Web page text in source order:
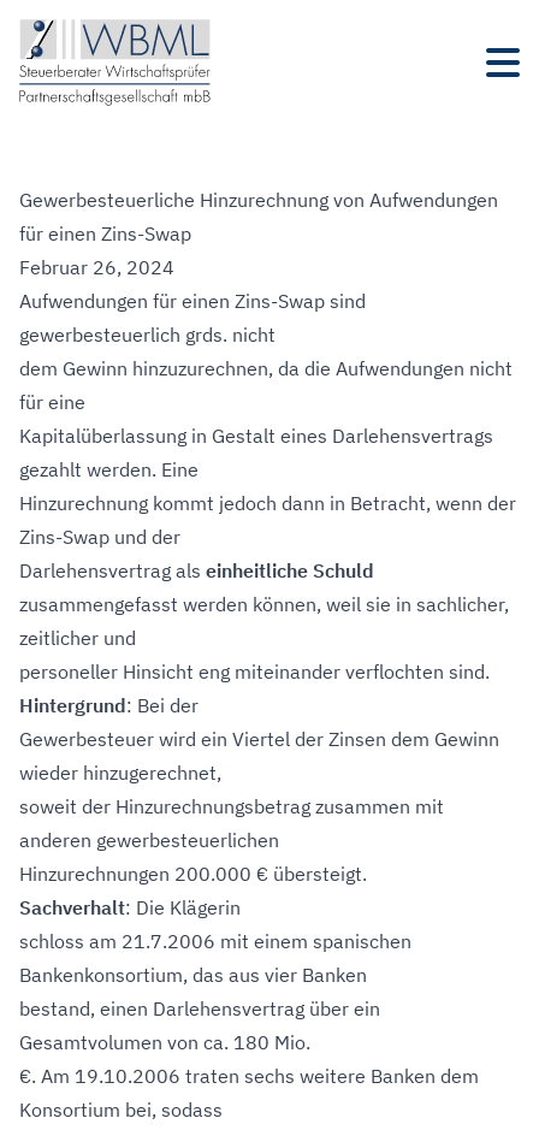
Gewerbesteuerliche Hinzurechnung von Aufwendungen
für einen Zins-Swap
Februar 26, 2024
Aufwendungen für einen Zins-Swap sind
gewerbesteuerlich grds. nicht
dem Gewinn hinzuzurechnen, da die Aufwendungen nicht
für eine
Kapitalüberlassung in Gestalt eines Darlehensvertrags
gezahlt werden. Eine
Hinzurechnung kommt jedoch dann in Betracht, wenn der
Zins-Swap und der
Darlehensvertrag als einheitliche Schuld
zusammengefasst werden können, weil sie in sachlicher,
zeitlicher und
personeller Hinsicht eng miteinander verflochten sind.
Hintergrund: Bei der
Gewerbesteuer wird ein Viertel der Zinsen dem Gewinn
wieder hinzugerechnet,
soweit der Hinzurechnungsbetrag zusammen mit
anderen gewerbesteuerlichen
Hinzurechnungen 200.000 € übersteigt.
Sachverhalt: Die Klägerin
schloss am 21.7.2006 mit einem spanischen
Bankenkonsortium, das aus vier Banken
bestand, einen Darlehensvertrag über ein
Gesamtvolumen von ca. 180 Mio.
€. Am 19.10.2006 traten sechs weitere Banken dem
Konsortium bei, sodass